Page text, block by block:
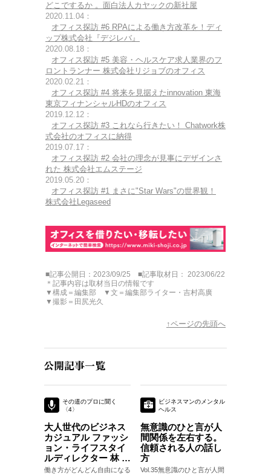
どこでするか 。面白法人カヤックの新社屋
2020.11.04：
オフィス探訪 #6 RPAによる働き方改革を！ディ
ップ株式会社『デジレバ』
2020.08.18：
オフィス探訪 #5 美容・ヘルスケア求人業界のフ
ロントランナー 株式会社リジョブのオフィス
2020.02.21：
オフィス探訪 #4 将来を見据えたinnovation 東海
東京フィナンシャルHDのオフィス
2019.12.12：
オフィス探訪 #3 これなら行きたい！ Chatwork株
式会社のオフィスに納得
2019.07.17：
オフィス探訪 #2 会社の理念が見事にデザインさ
れた 株式会社エムステージ
2019.05.20：
オフィス探訪 #1 まさに"Star Wars"の世界観！
株式会社Legaseed
■記事公開日：2023/09/25 ■記事取材日： 2023/06/22
＊記事内容は取材当日の情報です
▼構成＝編集部 ▼文＝編集部ライター・吉村高廣
▼撮影＝田尻光久
↑ページの先頭へ
その道のプロに聞く
〈4〉
大人世代のビジネス
カジュアル ファッシ
ョン・ライフスタイ
ルディレクター 林 ト
モヒコさん
働き方がどんどん自由になる
ビジネスマンのメンタル
ヘルス
無意識のひと言が人
間関係を左右する。
信頼される人の話し
方
Vol.35無意識のひと言が人間